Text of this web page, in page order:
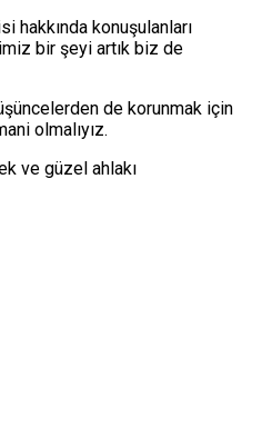
hakkında konuşulanları
bir şeyi artık biz de
de korunmak için
olmalıyız.
ve güzel ahlakı